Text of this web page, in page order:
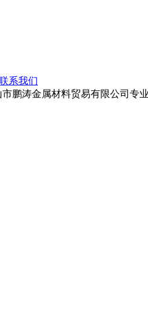
系我们
市鹏涛金属材料贸易有限公司专